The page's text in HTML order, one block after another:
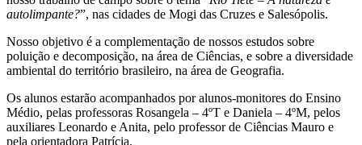
autolimpante?”, nas cidades de Mogi das Cruzes e Salesópolis.
Nosso objetivo é a complementação de nossos estudos sobre
poluição e decomposição, na área de Ciências, e sobre a diversidade
ambiental do território brasileiro, na área de Geografia.
Os alunos estarão acompanhados por alunos-monitores do Ensino
Médio, pelas professoras Rosangela – 4ºT e Daniela – 4ºM, pelos
auxiliares Leonardo e Anita, pelo professor de Ciências Mauro e
pela orientadora Patrícia.